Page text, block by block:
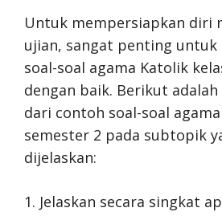
Untuk mempersiapkan diri
ujian, sangat penting untuk
soal-soal agama Katolik
dengan baik. Berikut
dari contoh soal-soal
semester 2 pada subtopik
dijelaskan:
1. Jelaskan secara singkat